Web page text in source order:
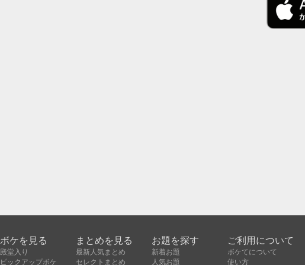
ボケを見る
殿堂入り
ピックアップボケ
まとめを見る
最新人気まとめ
セレクトまとめ
お題を探す
新着お題
人気お題
ご利用について
ボケてについて
使い方